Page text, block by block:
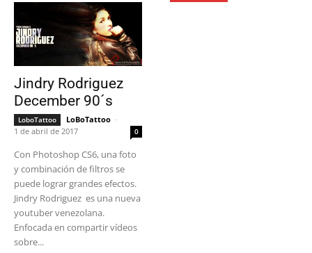
Jindry Rodriguez
December 90´s
LoboTattoo LoBoTattoo -
1 de abril de 2017
0
Con Photoshop CS6, una foto
y combinación de filtros se
puede lograr grandes efectos.
Jindry Rodriguez es una nueva
youtuber venezolana.
Enfocada en compartir vídeos
sobre...